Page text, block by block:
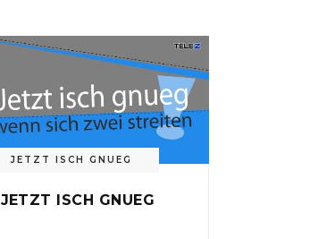
JETZT ISCH GNUEG
JETZT ISCH GNUEG